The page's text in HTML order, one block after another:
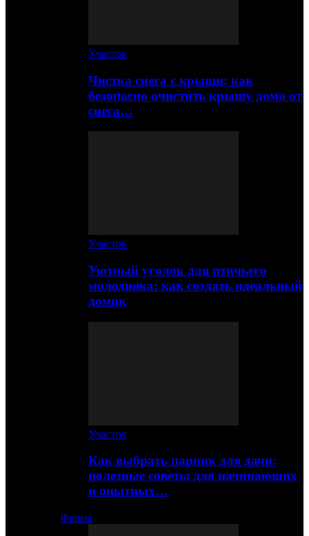
Участок
Чистка снега с крыши: как
безопасно очистить крышу дома от
снега…
Участок
Уютный уголок для птичьего
молодняка: как создать идеальный
домик
Участок
Как выбрать парник для дачи:
полезные советы для начинающих
и опытных…
Ферма